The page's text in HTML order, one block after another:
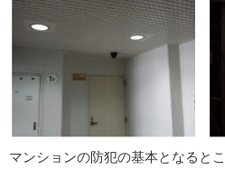
マンションの防犯の基本となると